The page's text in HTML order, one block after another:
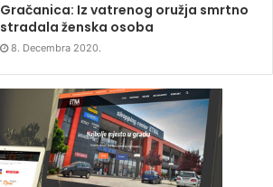
Gračanica: Iz vatrenog oružja smrtno
stradala ženska osoba
8. Decembra 2020.